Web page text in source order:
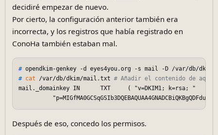
decidiré empezar de nuevo.
Por cierto, la configuración anterior también era
incorrecta, y los registros que había registrado en
ConoHa también estaban mal.
# opendkim-genkey -d eyes4you.org -s mail -D /var/db/dkim/
# cat /var/db/dkim/mail.txt # Añadir el contenido de aquí
mail._domainkey IN      TXT     ( "v=DKIM1; k=rsa; "
Después de eso, concedo los permisos.